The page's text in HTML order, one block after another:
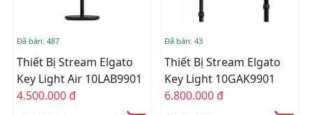
Đã bán: 487
Thiết Bị Stream Elgato
Key Light Air 10LAB9901
4.500.000 đ
Đã bán: 43
Thiết Bị Stream Elgato
Key Light 10GAK9901
6.800.000 đ